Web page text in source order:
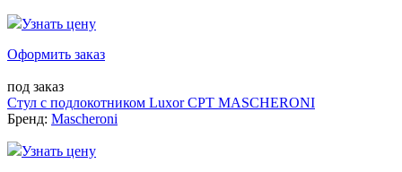
Узнать цену
Оформить заказ
под заказ
Стул с подлокотником Luxor CPT MASCHERONI
Бренд: Mascheroni
Узнать цену